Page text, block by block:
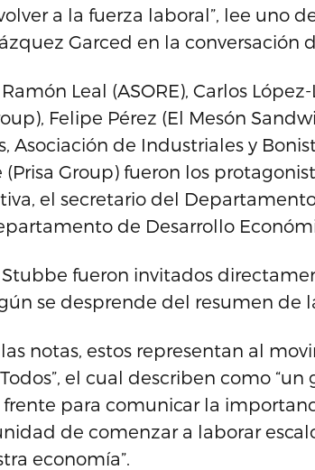
a la fuerza laboral”, lee uno
Garced en la conversación
Leal (ASORE), Carlos
Felipe Pérez (El Mesón
Asociación de Industriales y
(Prisa Group) fueron los
el secretario del
de Desarrollo
Stubbe fueron invitados
se desprende del resumen de
notas, estos representan al
Todos”, el cual describen como
para comunicar la
de comenzar a laborar
economía”.